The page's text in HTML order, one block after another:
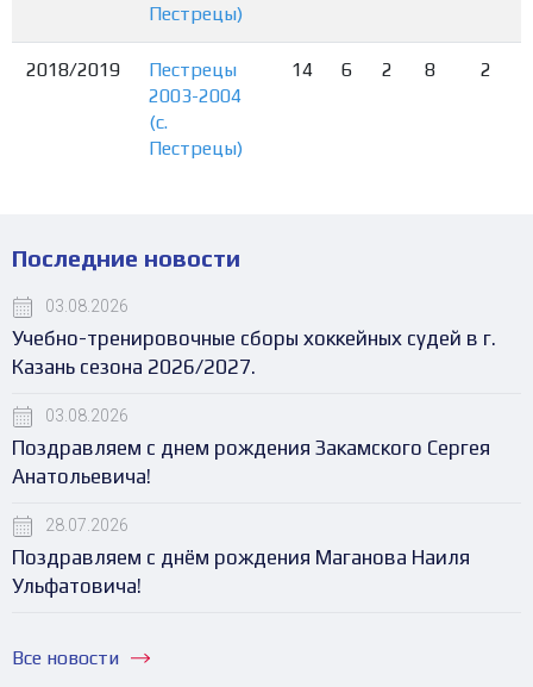
Пестрецы)
2018/2019
Пестрецы
2003-2004
(с.
Пестрецы)
14 6 2 8 2
Последние новости
03.08.2026
Учебно-тренировочные сборы хоккейных судей в г.
Казань сезона 2026/2027.
03.08.2026
Поздравляем с днем рождения Закамского Сергея
Анатольевича!
28.07.2026
Поздравляем с днём рождения Маганова Наиля
Ульфатовича!
Все новости